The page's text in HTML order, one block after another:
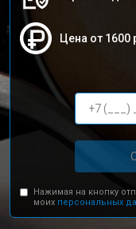
Цена от 1600
Нажимая на кнопку
моих персональных